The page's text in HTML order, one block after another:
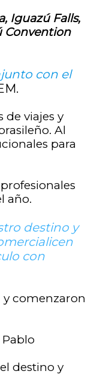
Iguazú Falls,
Convention
con el
viajes y
Al
para
año.
destino y
con
y comenzaron
destino y